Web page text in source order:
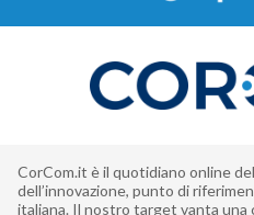
CorCom.it è il quotidiano online
dell’innovazione, punto di
italiana. Il nostro target vanta una